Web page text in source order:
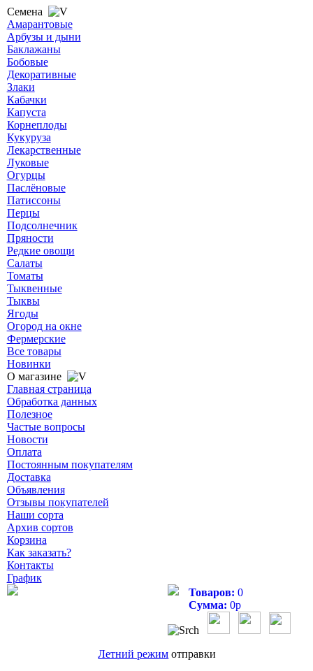
Семена
Амарантовые
Арбузы и дыни
Баклажаны
Бобовые
Декоративные
Злаки
Кабачки
Капуста
Корнеплоды
Кукуруза
Лекарственные
Луковые
Огурцы
Паслёновые
Патиссоны
Перцы
Подсолнечник
Пряности
Редкие овощи
Салаты
Томаты
Тыквенные
Тыквы
Ягоды
Огород на окне
Фермерские
Все товары
Новинки
О магазине
Главная страница
Обработка данных
Полезное
Частые вопросы
Новости
Оплата
Постоянным покупателям
Доставка
Объявления
Отзывы покупателей
Наши сорта
Архив сортов
Корзина
Как заказать?
Контакты
График
Товаров: 0
Сумма: 0р
Летний режим отправки